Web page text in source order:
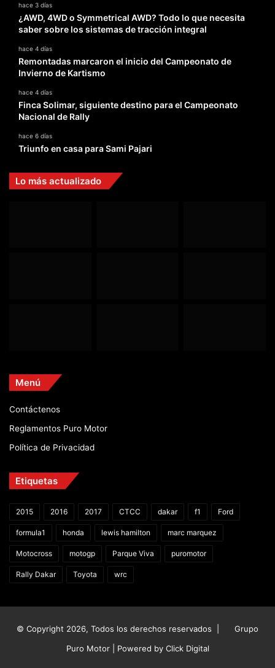
hace 3 días
¿AWD, 4WD o Symmetrical AWD? Todo lo que necesita
saber sobre los sistemas de tracción integral
hace 4 días
Remontadas marcaron el inicio del Campeonato de
Invierno de Kartismo
hace 4 días
Finca Solimar, siguiente destino para el Campeonato
Nacional de Rally
hace 6 días
Triunfo en casa para Sami Pajari
Lo más actualizado
Menú
Contáctenos
Reglamentos Puro Motor
Política de Privacidad
Etiquetas
2015 2016 2017 CTCC dakar f1 Ford
formula1 honda lewis hamilton marc marquez
Motocross motogp Parque Viva puromotor
Rally Dakar Toyota wrc
© Copyright 2026, Todos los derechos reservados |
Grupo
Puro Motor | Powered by Click Digital